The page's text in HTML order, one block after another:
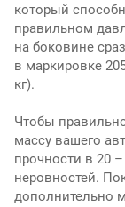
который
правильном
на боковине
в маркировке
кг).
Чтобы
массу вашего
прочности в 20
неровностей.
дополнительно